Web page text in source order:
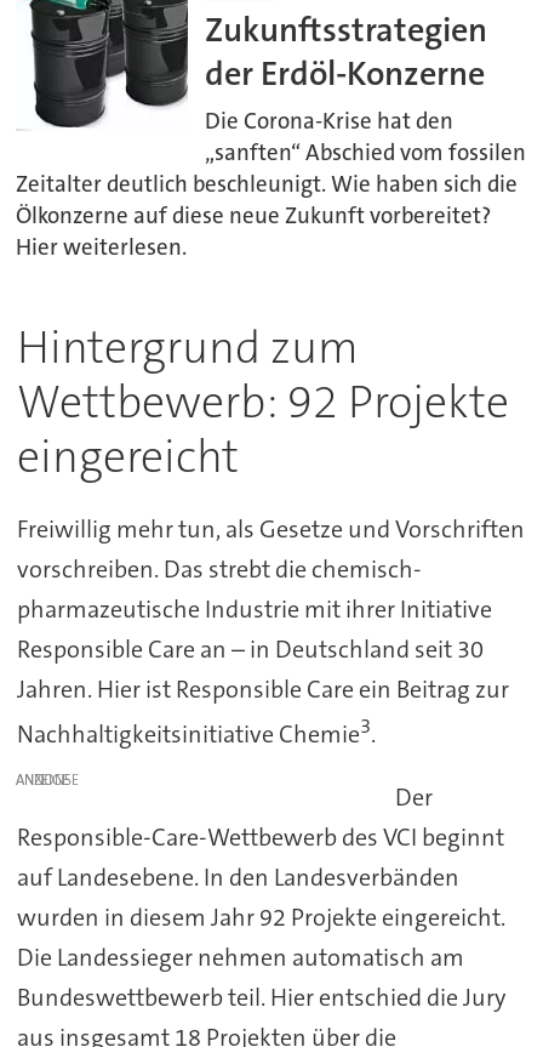
Zukunftsstrategien
der Erdöl-Konzerne
Die Corona-Krise hat den
„sanften“ Abschied vom fossilen
Zeitalter deutlich beschleunigt. Wie haben sich die
Ölkonzerne auf diese neue Zukunft vorbereitet?
Hier weiterlesen.
Hintergrund zum
Wettbewerb: 92 Projekte
eingereicht
Freiwillig mehr tun, als Gesetze und Vorschriften
vorschreiben. Das strebt die chemisch-
pharmazeutische Industrie mit ihrer Initiative
Responsible Care an – in Deutschland seit 30
Jahren. Hier ist Responsible Care ein Beitrag zur
Nachhaltigkeitsinitiative Chemie3.
ANZEIGE
Der
Responsible-Care-Wettbewerb des VCI beginnt
auf Landesebene. In den Landesverbänden
wurden in diesem Jahr 92 Projekte eingereicht.
Die Landessieger nehmen automatisch am
Bundeswettbewerb teil. Hier entschied die Jury
aus insgesamt 18 Projekten über die